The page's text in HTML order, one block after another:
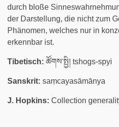
durch bloße
der Darstellung, die nicht zum
Phänomen, welches nur in
erkennbar ist.
Tibetisch: ཚོགས་སྤྱི། tshogs-spyi
Sanskrit: saṃcayasāmānya
J. Hopkins: Collection